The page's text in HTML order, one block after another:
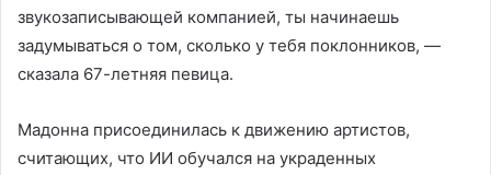
звукозаписывающей компанией, ты начинаешь
задумываться о том, сколько у тебя поклонников, —
сказала 67-летняя певица.
Мадонна присоединилась к движению артистов,
считающих, что ИИ обучался на украденных